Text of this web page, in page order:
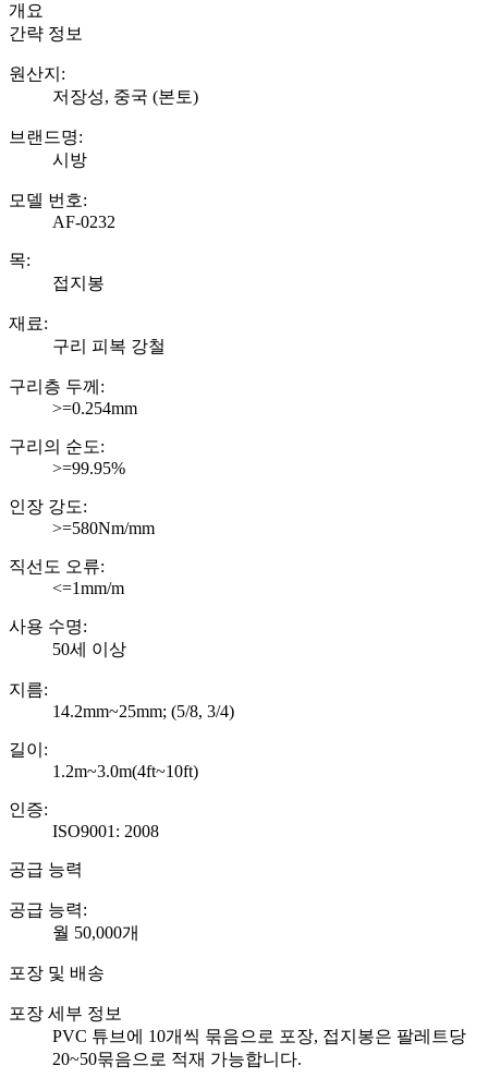
개요
간략 정보
원산지:
저장성, 중국 (본토)
브랜드명:
시방
모델 번호:
AF-0232
목:
접지봉
재료:
구리 피복 강철
구리층 두께:
>=0.254mm
구리의 순도:
>=99.95%
인장 강도:
>=580Nm/mm
직선도 오류:
<=1mm/m
사용 수명:
50세 이상
지름:
14.2mm~25mm; (5/8, 3/4)
길이:
1.2m~3.0m(4ft~10ft)
인증:
ISO9001: 2008
공급 능력
공급 능력:
월 50,000개
포장 및 배송
포장 세부 정보
PVC 튜브에 10개씩 묶음으로 포장, 접지봉은 팔레트당
20~50묶음으로 적재 가능합니다.